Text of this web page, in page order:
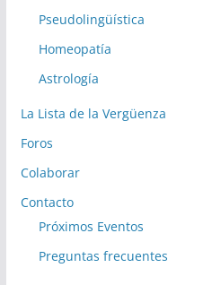
Pseudolingüística
Homeopatía
Astrología
La Lista de la Vergüenza
Foros
Colaborar
Contacto
Próximos Eventos
Preguntas frecuentes